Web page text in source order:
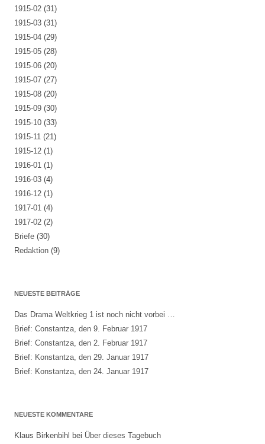
1915-02 (31)
1915-03 (31)
1915-04 (29)
1915-05 (28)
1915-06 (20)
1915-07 (27)
1915-08 (20)
1915-09 (30)
1915-10 (33)
1915-11 (21)
1915-12 (1)
1916-01 (1)
1916-03 (4)
1916-12 (1)
1917-01 (4)
1917-02 (2)
Briefe (30)
Redaktion (9)
NEUESTE BEITRÄGE
Das Drama Weltkrieg 1 ist noch nicht vorbei …
Brief: Constantza, den 9. Februar 1917
Brief: Constantza, den 2. Februar 1917
Brief: Konstantza, den 29. Januar 1917
Brief: Konstantza, den 24. Januar 1917
NEUESTE KOMMENTARE
Klaus Birkenbihl bei Über dieses Tagebuch